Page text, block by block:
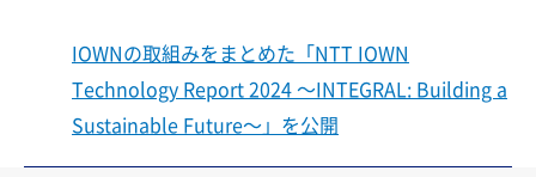
IOWNの取組みをまとめた「NTT IOWN
Technology Report 2024 ～INTEGRAL: Building a
Sustainable Future～」を公開